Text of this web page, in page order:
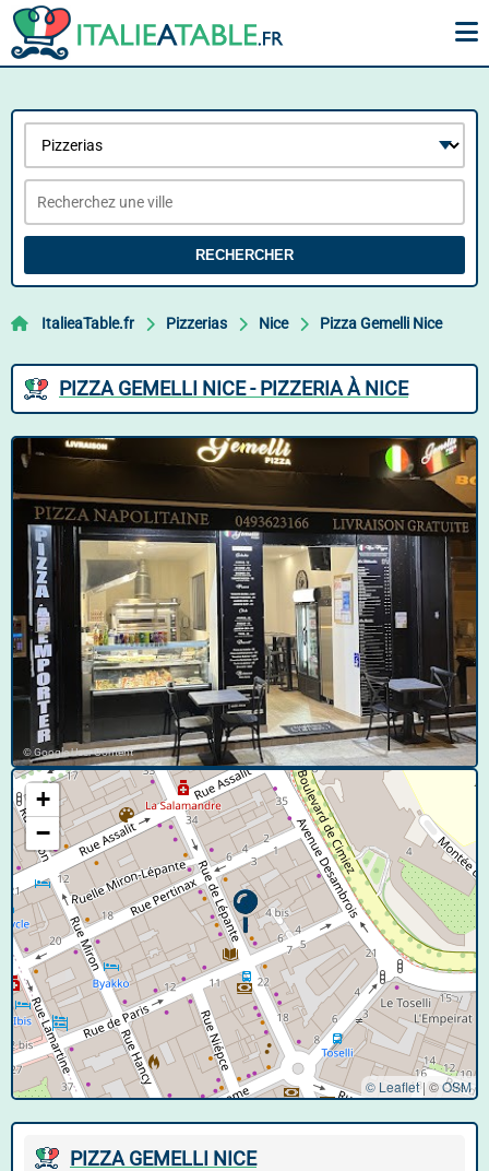
RECHERCHER
ItalieaTable.fr Pizzerias Nice Pizza Gemelli Nice
PIZZA GEMELLI NICE - PIZZERIA À NICE
© Google User Content
+
−
© Leaflet | ©OSM
PIZZA GEMELLI NICE